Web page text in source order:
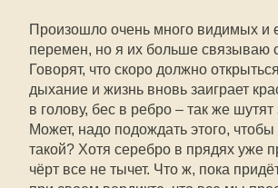
Произошло очень много видимых и
перемен, но я их больше связываю
Говорят, что скоро должно
дыхание и жизнь вновь заиграет
в голову, бес в ребро – так же
Может, надо подождать этого, чтобы
такой? Хотя серебро в прядях уже
чёрт все не тычет. Что ж, пока